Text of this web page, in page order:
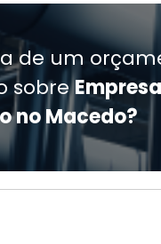
de um
sobre
no Macedo?